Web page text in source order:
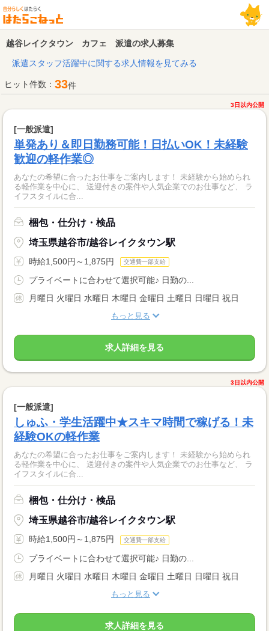
越谷レイクタウン カフェ 派遣の求人募集
派遣スタッフ活躍中に関する求人情報を見てみる
ヒット件数： 33件
3日以内公開
[一般派遣]
単発あり＆即日勤務可能！日払いOK！未経験
歓迎の軽作業◎
あなたの希望に合ったお仕事をご案内します！ 未経験から始められ
る軽作業を中心に、 送迎付きの案件や人気企業でのお仕事など、 ラ
イフスタイルに合...
梱包・仕分け・検品
埼玉県越谷市/越谷レイクタウン駅
時給1,500円～1,875円 交通費一部支給
プライベートに合わせて選択可能♪ 日勤の...
月曜日 火曜日 水曜日 木曜日 金曜日 土曜日 日曜日 祝日
もっと見る
求人詳細を見る
3日以内公開
[一般派遣]
しゅふ・学生活躍中★スキマ時間で稼げる！未
経験OKの軽作業
あなたの希望に合ったお仕事をご案内します！ 未経験から始められ
る軽作業を中心に、 送迎付きの案件や人気企業でのお仕事など、 ラ
イフスタイルに合...
梱包・仕分け・検品
埼玉県越谷市/越谷レイクタウン駅
時給1,500円～1,875円 交通費一部支給
プライベートに合わせて選択可能♪ 日勤の...
月曜日 火曜日 水曜日 木曜日 金曜日 土曜日 日曜日 祝日
もっと見る
求人詳細を見る